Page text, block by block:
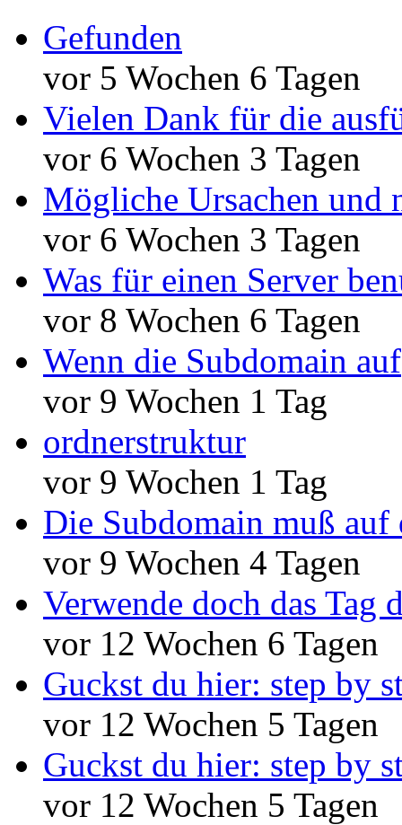
Gefunden
vor 5 Wochen 6 Tagen
Vielen Dank für die
vor 6 Wochen 3 Tagen
Mögliche Ursachen und
vor 6 Wochen 3 Tagen
Was für einen Server
vor 8 Wochen 6 Tagen
Wenn die Subdomain auf
vor 9 Wochen 1 Tag
ordnerstruktur
vor 9 Wochen 1 Tag
Die Subdomain muß auf
vor 9 Wochen 4 Tagen
Verwende doch das Tag
vor 12 Wochen 6 Tagen
Guckst du hier: step by
vor 12 Wochen 5 Tagen
Guckst du hier: step by
vor 12 Wochen 5 Tagen